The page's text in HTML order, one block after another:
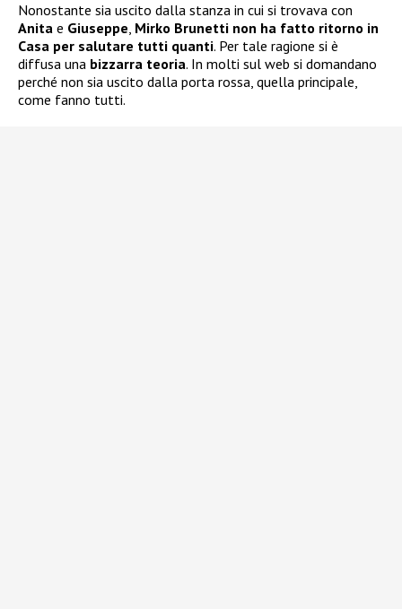
Nonostante sia uscito dalla stanza in cui si trovava con
Anita e Giuseppe, Mirko Brunetti non ha fatto ritorno in
Casa per salutare tutti quanti. Per tale ragione si è
diffusa una bizzarra teoria. In molti sul web si domandano
perché non sia uscito dalla porta rossa, quella principale,
come fanno tutti.